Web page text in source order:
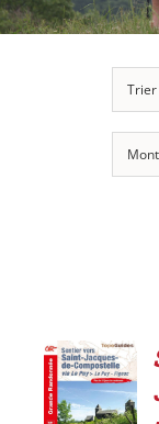
AJOUTER
AU
PANIER